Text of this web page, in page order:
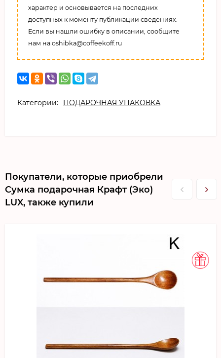
характер и основывается на последних
доступных к моменту публикации сведениях.
Если вы нашли ошибку в описании, сообщите
нам на oshibka@coffeekoff.ru
Категории: ПОДАРОЧНАЯ УПАКОВКА
Покупатели, которые приобрели
Сумка подарочная Крафт (Эко)
LUX, также купили